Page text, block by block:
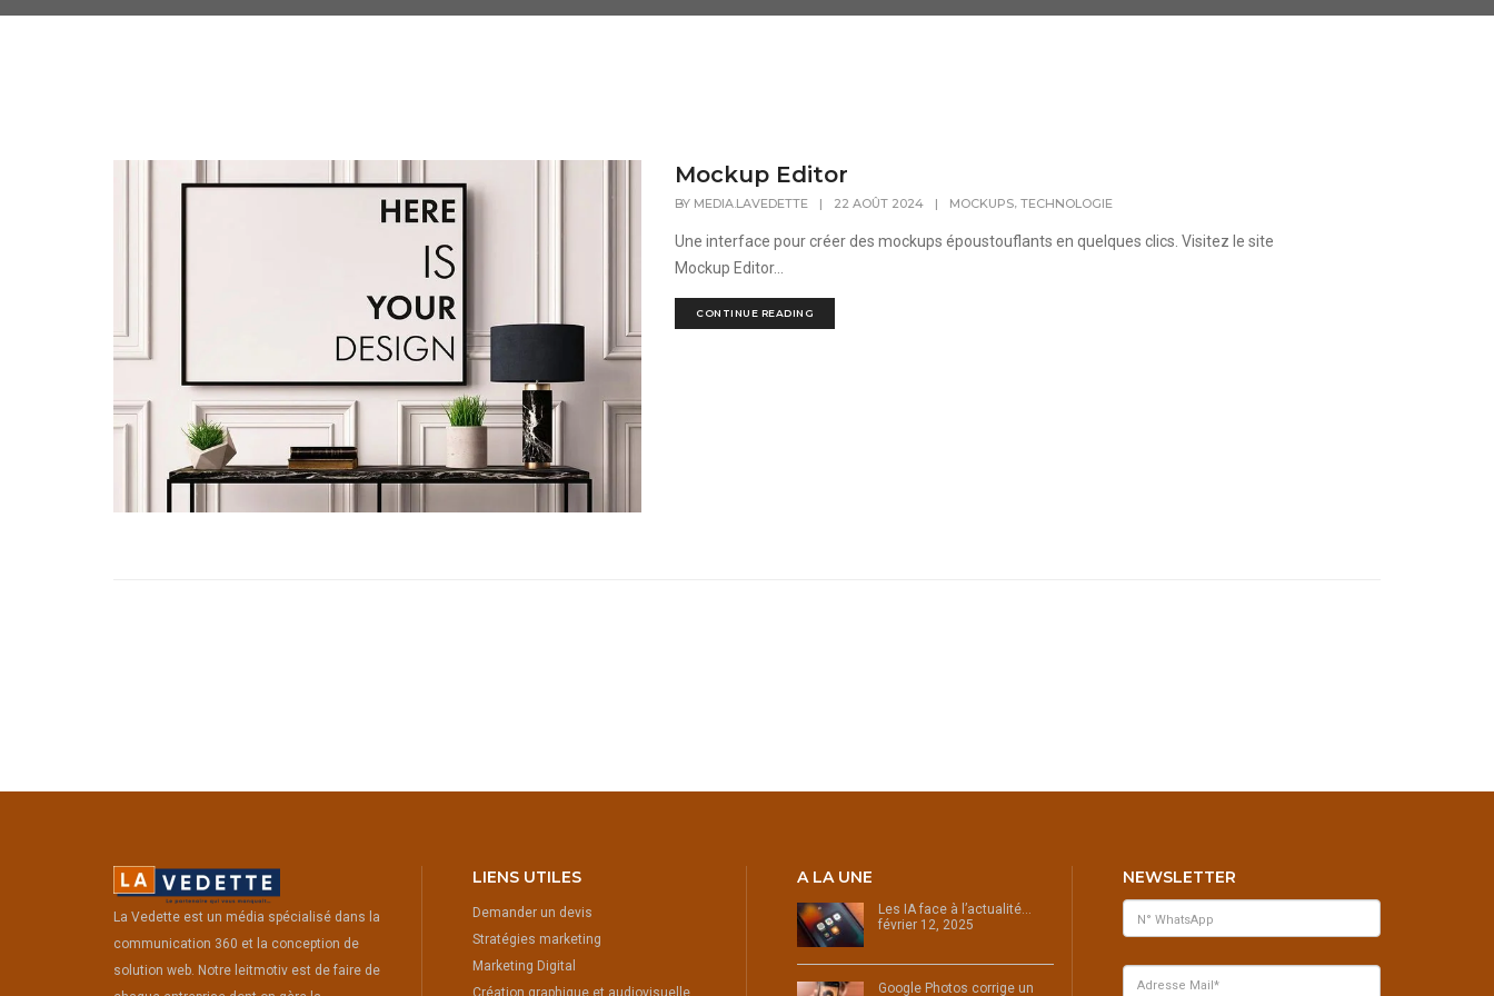
Mockup Editor
BY MEDIA.LAVEDETTE | 22 AOÛT 2024 | MOCKUPS, TECHNOLOGIE
Une interface pour créer des mockups époustouflants en quelques clics. Visitez le site
Mockup Editor...
CONTINUE READING
La Vedette est un média spécialisé dans la
communication 360 et la conception de
solution web. Notre leitmotiv est de faire de
LIENS UTILES
Demander un devis
Stratégies marketing
Marketing Digital
Création graphique et audiovisuelle
A LA UNE
Les IA face à l’actualité…
février 12, 2025
Google Photos corrige un
NEWSLETTER